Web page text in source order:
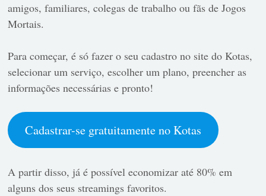
amigos, familiares, colegas de trabalho ou fãs de Jogos
Mortais.
Para começar, é só fazer o seu cadastro no site do Kotas,
selecionar um serviço, escolher um plano, preencher as
informações necessárias e pronto!
Cadastrar-se gratuitamente no Kotas
A partir disso, já é possível economizar até 80% em
alguns dos seus streamings favoritos.